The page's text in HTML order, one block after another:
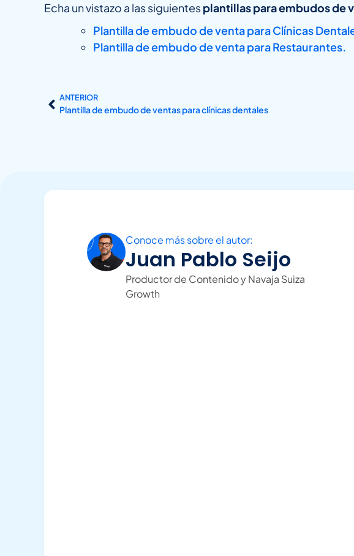
Echa un vistazo a las siguientesplantillas para embudos de
Plantilla de embudo de venta para Clínicas
Plantilla de embudo de venta para Restaurantes.
ANTERIOR
Plantilla de embudo de ventas para clínicas dentales
Conoce más sobre el autor:
Juan Pablo Seijo
Productor de Contenido y Navaja Suiza
Growth